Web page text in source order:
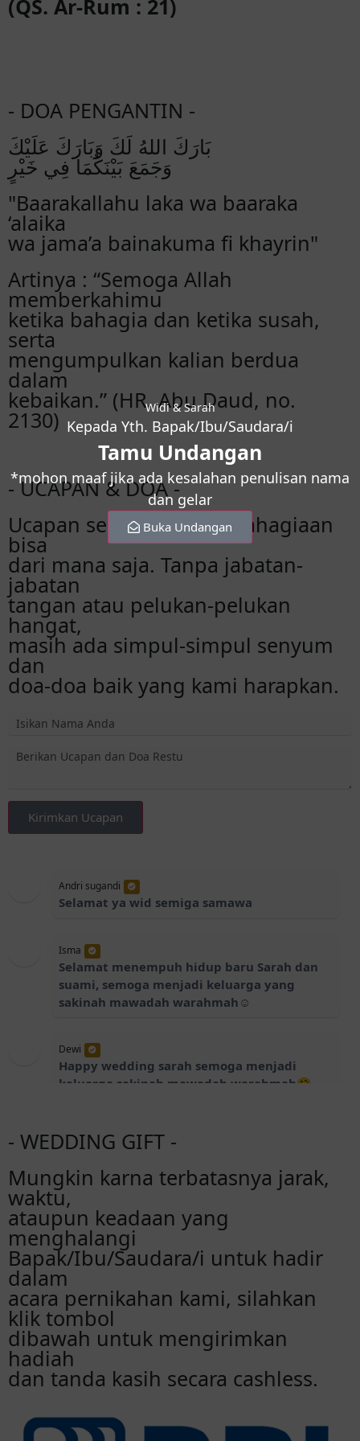
(QS. Ar-Rum : 21)
- DOA PENGANTIN -
بَارَكَ اللهُ لَكَ وَبَارَكَ عَلَيْكَ
وَجَمَعَ بَيْنَكُمَا فِي خَيْرٍ
"Baarakallahu laka wa baaraka
‘alaika
wa jama’a bainakuma fi khayrin"
Artinya : “Semoga Allah
memberkahimu
ketika bahagia dan ketika susah,
serta
mengumpulkan kalian berdua
dalam
kebaikan.” (HR. Abu Daud, no.
2130)
- UCAPAN & DOA -
Ucapan selamat dan kebahagiaan
bisa
dari mana saja. Tanpa jabatan-
jabatan
tangan atau pelukan-pelukan
hangat,
masih ada simpul-simpul senyum
dan
doa-doa baik yang kami harapkan.
Kirimkan Ucapan
Andri sugandi
Selamat ya wid semiga samawa
Isma
Selamat menempuh hidup baru Sarah dan
suami, semoga menjadi keluarga yang
sakinah mawadah warahmah☺️
Dewi
Happy wedding sarah semoga menjadi
keluarga sakinah mawadah warahmah🤗
Selamat menempuh hidup yg baru widi n
Ratih
Selamat ya mba sarah dan mas widy sakinah
mawadah warohmah bahagia dunia
akhiirat. Doa terbaik buay Kalian
Nurul Aini
Masya Allah lancar2 ya Mba sarahh😍
Kaliana putri
Selamat menempuh hidup baru sarah
- WEDDING GIFT -
Mungkin karna terbatasnya jarak,
waktu,
ataupun keadaan yang
menghalangi
Bapak/Ibu/Saudara/i untuk hadir
dalam
acara pernikahan kami, silahkan
klik tombol
dibawah untuk mengirimkan
hadiah
dan tanda kasih secara cashless.
Widi & Sarah
Kepada Yth. Bapak/Ibu/Saudara/i
Tamu Undangan
*mohon maaf jika ada kesalahan penulisan nama
dan gelar
Buka Undangan